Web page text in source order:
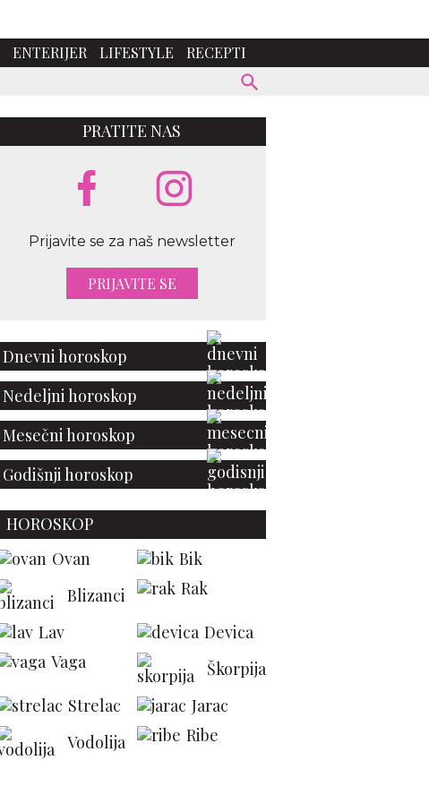
ENTERIJER LIFESTYLE
RECEPTI
PRATITE NAS
Prijavite se za naš newsletter
PRIJAVITE SE
Dnevni horoskop
Nedeljni horoskop
Mesečni horoskop
Godišnji horoskop
HOROSKOP
Ovan
Bik
Blizanci
Rak
Lav
Devica
Vaga
Škorpija
Strelac
Jarac
Vodolija
Ribe